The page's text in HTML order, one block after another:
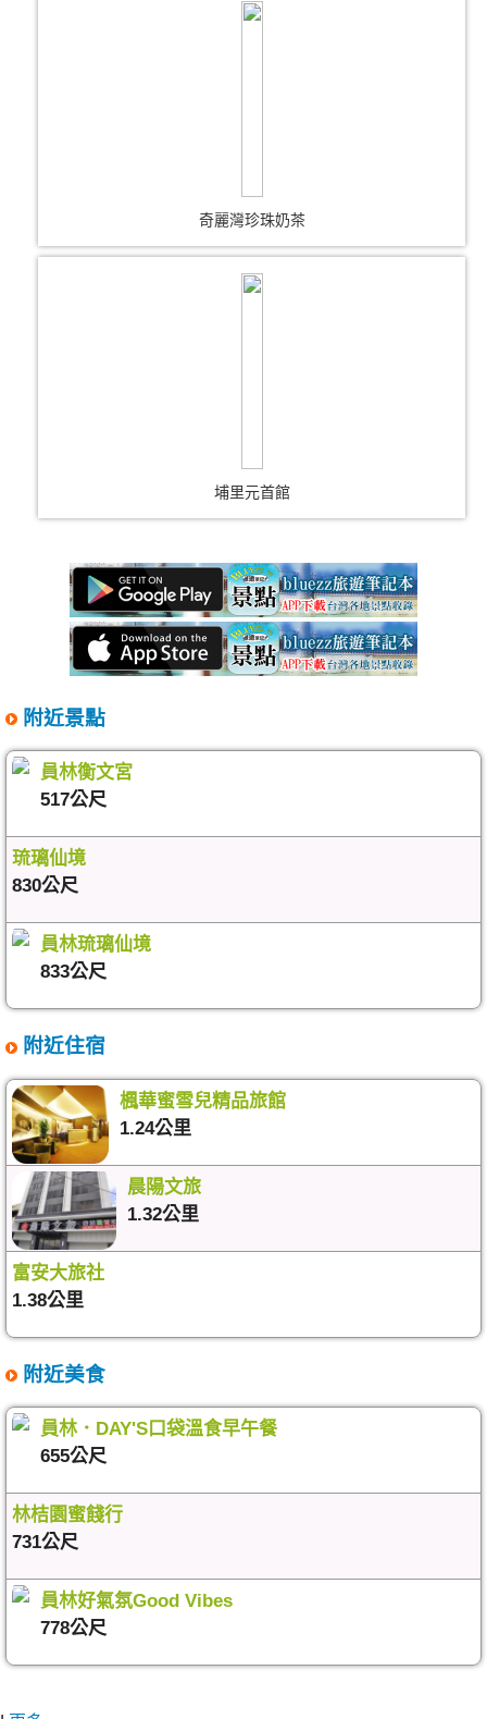
奇麗灣珍珠奶茶
埔里元首館
附近景點
員林衡文宮
517公尺
琉璃仙境
830公尺
員林琉璃仙境
833公尺
附近住宿
楓華蜜雪兒精品旅館
1.24公里
晨陽文旅
1.32公里
富安大旅社
1.38公里
附近美食
員林．DAY'S口袋溫食早午餐
655公尺
林桔園蜜餞行
731公尺
員林好氣氛Good Vibes
778公尺